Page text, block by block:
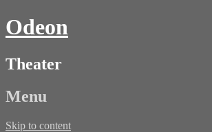
Odeon
Theater
Menu
Skip to content